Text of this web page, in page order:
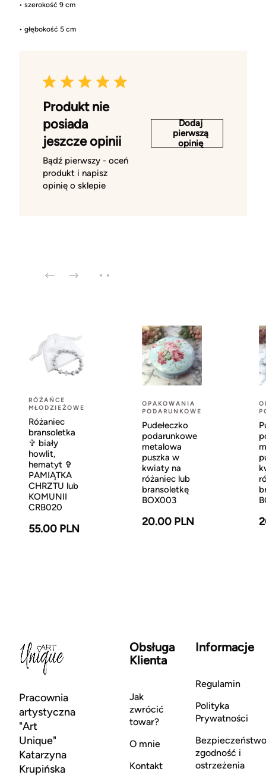
• szerokość 9 cm
• głębokość 5 cm
Produkt nie
posiada
jeszcze opinii
Bądź pierwszy - oceń
produkt i napisz
opinię o sklepie
Dodaj
pierwszą
opinię
RÓŻAŃCE
MŁODZIEŻOWE
Różaniec
bransoletka
✞ biały
howlit,
hematyt ✞
PAMIĄTKA
CHRZTU lub
KOMUNII
CRB020
55.00 PLN
OPAKOWANIA
PODARUNKOWE
Pudełeczko
podarunkowe
metalowa
puszka w
kwiaty na
różaniec lub
bransoletkę
BOX003
20.00 PLN
Pracownia
artystyczna
"Art
Unique"
Katarzyna
Krupińska
Obsługa
Klienta
Jak
zwrócić
towar?
O mnie
Kontakt
Informacje
Regulamin
Polityka
Prywatności
zgodność i
ostrzeżenia